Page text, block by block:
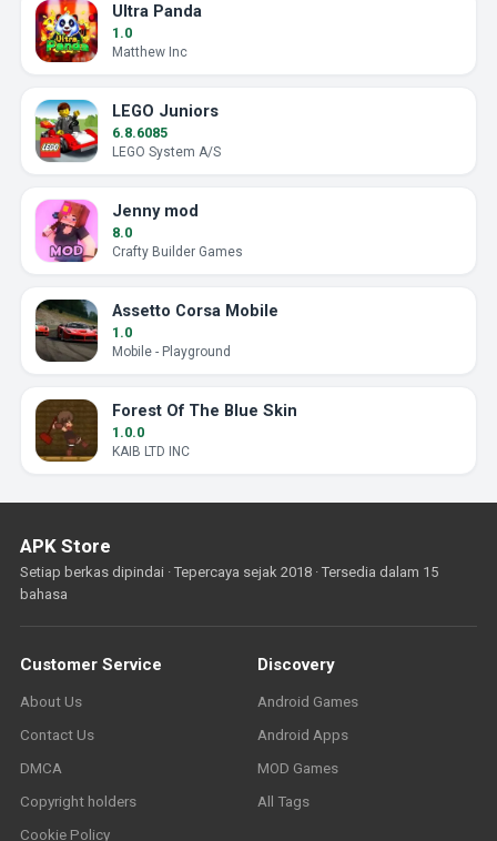
Ultra Panda
1.0
Matthew Inc
LEGO Juniors
6.8.6085
LEGO System A/S
Jenny mod
8.0
Crafty Builder Games
Assetto Corsa Mobile
1.0
Mobile - Playground
Forest Of The Blue Skin
1.0.0
KAIB LTD INC
APK Store
Setiap berkas dipindai · Tepercaya sejak 2018 · Tersedia dalam 15
bahasa
Customer Service
About Us
Contact Us
DMCA
Copyright holders
Cookie Policy
Discovery
Android Games
Android Apps
MOD Games
All Tags